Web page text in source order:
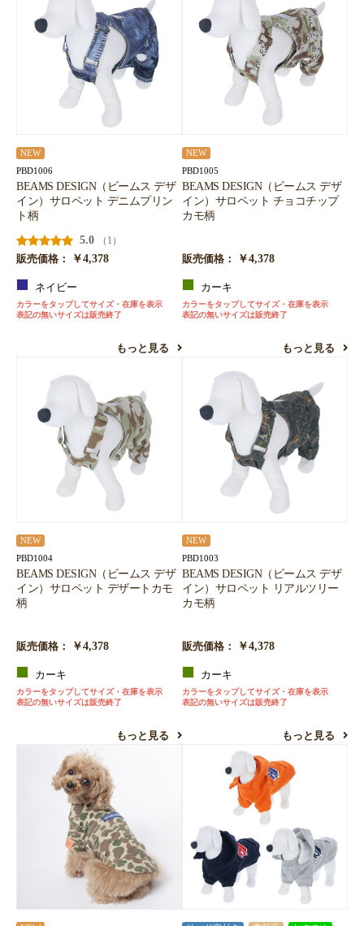
NEW
PBD1006
BEAMS DESIGN（ビームス デザ
イン）サロペット デニムプリン
ト柄
5.0
（1）
販売価格：
￥4,378
ネイビー
カラーをタップしてサイズ・在庫を表示
表記の無いサイズは販売終了
もっと見る
NEW
PBD1005
BEAMS DESIGN（ビームス デザ
イン）サロペット チョコチップ
カモ柄
販売価格： ￥4,378
カーキ
カラーをタップしてサイズ・在庫を表示
表記の無いサイズは販売終了
もっと見る
NEW
PBD1004
BEAMS DESIGN（ビームス デザ
イン）サロペット デザートカモ
柄
販売価格： ￥4,378
カーキ
カラーをタップしてサイズ・在庫を表示
表記の無いサイズは販売終了
もっと見る
NEW
PBD1003
BEAMS DESIGN（ビームス デザ
イン）サロペット リアルツリー
カモ柄
販売価格： ￥4,378
カーキ
カラーをタップしてサイズ・在庫を表示
表記の無いサイズは販売終了
もっと見る